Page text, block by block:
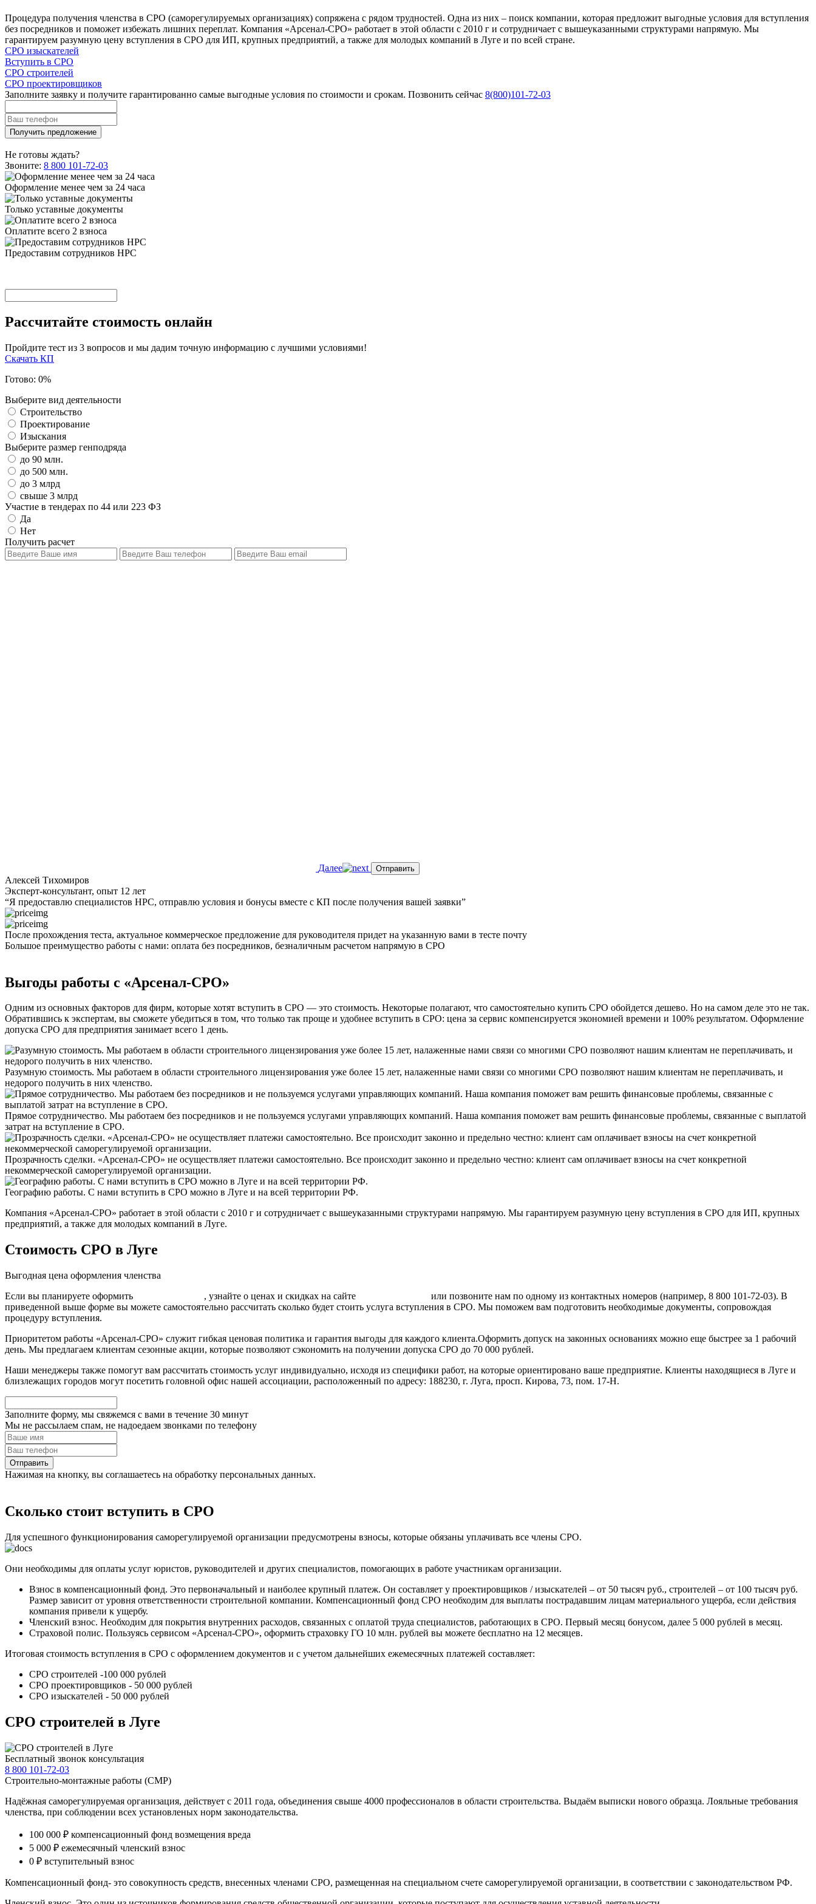
Процедура получения членства в СРО (саморегулируемых организациях) сопряжена с рядом трудностей. Одна из них – поиск компании, которая предложит выгодные условия для вступления
без посредников и поможет избежать лишних переплат. Компания «Арсенал-СРО» работает в этой области с 2010 г и сотрудничает с вышеуказанными структурами напрямую. Мы
гарантируем разумную цену вступления в СРО для ИП, крупных предприятий, а также для молодых компаний в Луге и по всей стране.
СРО изыскателей
Вступить в СРО
СРО строителей
СРО проектировщиков
Заполните заявку и получите гарантированно самые выгодные условия по стоимости и срокам. Позвонить сейчас 8(800)101-72-03
Не готовы ждать?
Звоните: 8 800 101-72-03
Оформление менее чем за 24 часа
Только уставные документы
Оплатите всего 2 взноса
Предоставим сотрудников НРС
Рассчитайте стоимость онлайн
Пройдите тест из 3 вопросов и мы дадим точную информацию с лучшими условиями!
Скачать КП
Готово: 0%
Выберите вид деятельности
Строительство
Проектирование
Изыскания
Выберите размер генподряда
до 90 млн.
до 500 млн.
до 3 млрд
свыше 3 млрд
Участие в тендерах по 44 или 223 ФЗ
Да
Нет
Получить расчет
Далее Отправить
Алексей Тихомиров
Эксперт-консультант, опыт 12 лет
“Я предоставлю специалистов НРС, отправлю условия и бонусы вместе с КП после получения вашей заявки”
После прохождения теста, актуальное коммерческое предложение для руководителя придет на указанную вами в тесте почту
Большое преимущество работы с нами: оплата без посредников, безналичным расчетом напрямую в СРО
Выгоды работы с «Арсенал-СРО»
Одним из основных факторов для фирм, которые хотят вступить в СРО — это стоимость. Некоторые полагают, что самостоятельно купить СРО обойдется дешево. Но на самом деле это не так.
Обратившись к экспертам, вы сможете убедиться в том, что только так проще и удобнее вступить в СРО: цена за сервис компенсируется экономией времени и 100% результатом. Оформление
допуска СРО для предприятия занимает всего 1 день.
Разумную стоимость. Мы работаем в области строительного лицензирования уже более 15 лет, налаженные нами связи со многими СРО позволяют нашим клиентам не переплачивать, и
недорого получить в них членство.
Прямое сотрудничество. Мы работаем без посредников и не пользуемся услугами управляющих компаний. Наша компания поможет вам решить финансовые проблемы, связанные с выплатой
затрат на вступление в СРО.
Прозрачность сделки. «Арсенал-СРО» не осуществляет платежи самостоятельно. Все происходит законно и предельно честно: клиент сам оплачивает взносы на счет конкретной
некоммерческой саморегулируемой организации.
Географию работы. С нами вступить в СРО можно в Луге и на всей территории РФ.
Компания «Арсенал-СРО» работает в этой области с 2010 г и сотрудничает с вышеуказанными структурами напрямую. Мы гарантируем разумную цену вступления в СРО для ИП, крупных
предприятий, а также для молодых компаний в Луге.
Стоимость СРО в Луге
Выгодная цена оформления членства
Если вы планируете оформить
, узнайте о ценах и скидках на сайте
или позвоните нам по одному из контактных номеров (например, 8 800 101-72-03). В
приведенной выше форме вы можете самостоятельно рассчитать сколько будет стоить услуга вступления в СРО. Мы поможем вам подготовить необходимые документы, сопровождая
процедуру вступления.
Приоритетом работы «Арсенал-СРО» служит гибкая ценовая политика и гарантия выгоды для каждого клиента.Оформить допуск на законных основаниях можно еще быстрее за 1 рабочий
день. Мы предлагаем клиентам сезонные акции, которые позволяют сэкономить на получении допуска СРО до 70 000 рублей.
Наши менеджеры также помогут вам рассчитать стоимость услуг индивидуально, исходя из специфики работ, на которые ориентировано ваше предприятие. Клиенты находящиеся в Луге и
близлежащих городов могут посетить головной офис нашей ассоциации, расположенный по адресу: 188230, г. Луга, просп. Кирова, 73, пом. 17-Н.
Заполните форму, мы свяжемся с вами в течение 30 минут
Мы не рассылаем спам, не надоедаем звонками по телефону
Нажимая на кнопку, вы соглашаетесь на обработку персональных данных.
Сколько стоит вступить в СРО
Для успешного функционирования саморегулируемой организации предусмотрены взносы, которые обязаны уплачивать все члены СРО.
Они необходимы для оплаты услуг юристов, руководителей и других специалистов, помогающих в работе участникам организации.
Взнос в компенсационный фонд. Это первоначальный и наиболее крупный платеж. Он составляет у проектировщиков / изыскателей – от 50 тысяч руб., строителей – от 100 тысяч руб.
Размер зависит от уровня ответственности строительной компании. Компенсационный фонд СРО необходим для выплаты пострадавшим лицам материального ущерба, если действия
компания привели к ущербу.
Членский взнос. Необходим для покрытия внутренних расходов, связанных с оплатой труда специалистов, работающих в СРО. Первый месяц бонусом, далее 5 000 рублей в месяц.
Страховой полис. Пользуясь сервисом «Арсенал-СРО», оформить страховку ГО 10 млн. рублей вы можете бесплатно на 12 месяцев.
Итоговая стоимость вступления в СРО с оформлением документов и с учетом дальнейших ежемесячных платежей составляет:
СРО строителей -100 000 рублей
СРО проектировщиков - 50 000 рублей
СРО изыскателей - 50 000 рублей
СРО строителей в Луге
Бесплатный звонок консультация
8 800 101-72-03
Строительно-монтажные работы (СМР)
Надёжная саморегулируемая организация, действует с 2011 года, объединения свыше 4000 профессионалов в области строительства. Выдаём выписки нового образца. Лояльные требования
членства, при соблюдении всех установленых норм законодательства.
100 000 ₽ компенсационный фонд возмещения вреда
5 000 ₽ ежемесячный членский взнос
0 ₽ вступительный взнос
Компенсационный фонд- это совокупность средств, внесенных членами СРО, размещенная на специальном счете саморегулируемой организации, в соответствии с законодательством РФ.